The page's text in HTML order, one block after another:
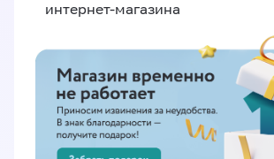
интернет-магазина